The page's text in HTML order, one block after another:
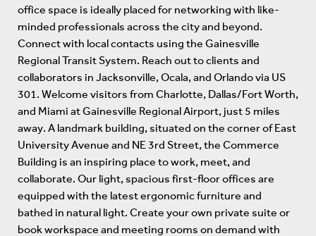
office space is ideally placed for networking with like-
minded professionals across the city and beyond.
Connect with local contacts using the Gainesville
Regional Transit System. Reach out to clients and
collaborators in Jacksonville, Ocala, and Orlando via US
301. Welcome visitors from Charlotte, Dallas/Fort Worth,
and Miami at Gainesville Regional Airport, just 5 miles
away. A landmark building, situated on the corner of East
University Avenue and NE 3rd Street, the Commerce
Building is an inspiring place to work, meet, and
collaborate. Our light, spacious first-floor offices are
equipped with the latest ergonomic furniture and
bathed in natural light. Create your own private suite or
book workspace and meeting rooms on demand with